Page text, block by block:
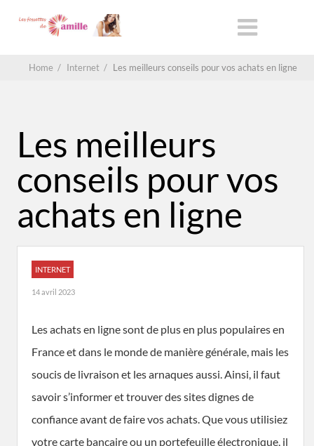
Home / Internet / Les meilleurs conseils pour vos achats en ligne
Les meilleurs
conseils pour vos
achats en ligne
INTERNET
14 avril 2023
Les achats en ligne sont de plus en plus populaires en
France et dans le monde de manière générale, mais les
soucis de livraison et les arnaques aussi. Ainsi, il faut
savoir s’informer et trouver des sites dignes de
confiance avant de faire vos achats. Que vous utilisiez
votre carte bancaire ou un portefeuille électronique, il